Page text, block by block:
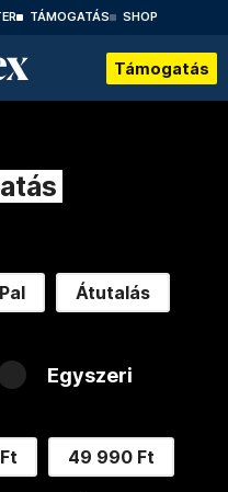
TÁMOGATÁS SHOP
Támogatás
Átutalás
Egyszeri
49 990 Ft